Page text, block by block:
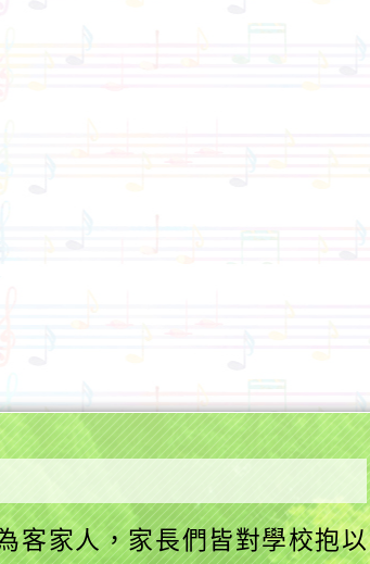
客家人，家長們皆對學校抱以